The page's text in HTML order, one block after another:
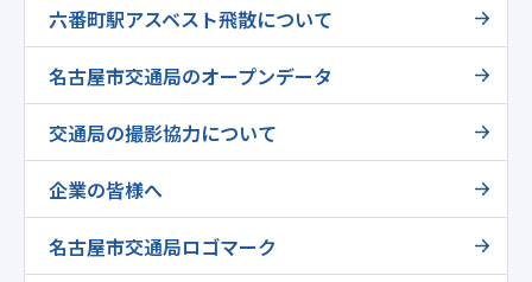
六番町駅アスベスト飛散について
名古屋市交通局のオープンデータ
交通局の撮影協力について
企業の皆様へ
名古屋市交通局ロゴマーク